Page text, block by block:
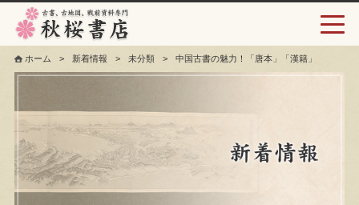
toggle
ホーム > 新着情報 > 未分類 > 中国古書の魅力！「唐本」「漢籍」